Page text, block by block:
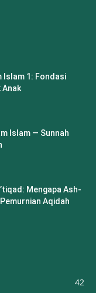
Islam 1: Fondasi
Anak
Islam — Sunnah
Mengapa Ash-
Aqidah
42